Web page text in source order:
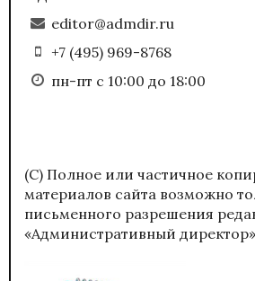
editor@admdir.ru
+7 (495) 969-8768
пн-пт с 10:00 до 18:00
(С) Полное или частичное
материалов сайта возможно
письменного разрешения
«Административный